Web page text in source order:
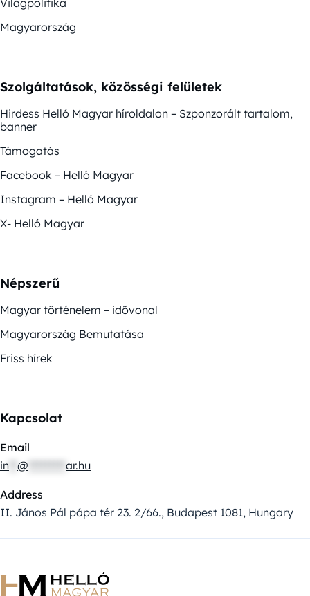
Világpolitika
Magyarország
Szolgáltatások, közösségi felületek
Hirdess Helló Magyar híroldalon – Szponzorált tartalom,
banner
Támogatás
Facebook – Helló Magyar
Instagram – Helló Magyar
X- Helló Magyar
Népszerű
Magyar történelem – idővonal
Magyarország Bemutatása
Friss hírek
Kapcsolat
Email
in @ ar.hu
Address
II. János Pál pápa tér 23. 2/66., Budapest 1081, Hungary